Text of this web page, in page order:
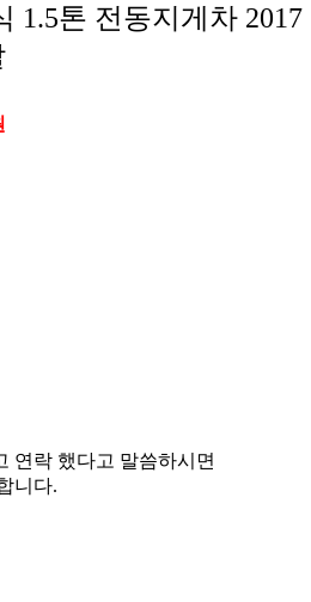
1.5톤 전동지게차 2017
연락 했다고 말씀하시면
니다.